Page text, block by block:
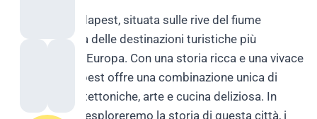
La città di Budapest, situata sulle rive del fiume
Danubio, è una delle destinazioni turistiche più
affascinanti d'Europa. Con una storia ricca e una vivace
cultura, Budapest offre una combinazione unica di
bellezze architettoniche, arte e cucina deliziosa. In
questo testo, esploreremo la storia di questa città, i